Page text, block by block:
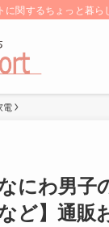
に関するちょっと暮
電
にわ男子
ど】通販